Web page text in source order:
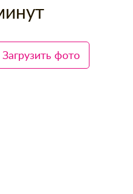
Загрузить фото